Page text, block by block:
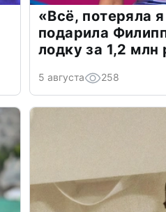
«Всё, потеряла
подарила
лодку за 1,2 млн
5 августа 258